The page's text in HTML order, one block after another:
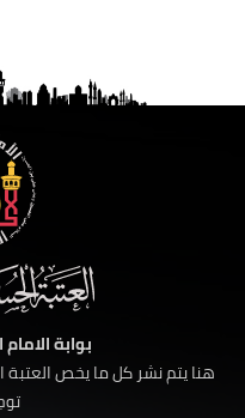
بوابة
هنا يتم نشر كل ما يخص